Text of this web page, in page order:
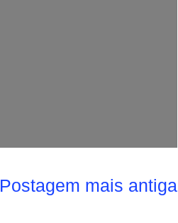
Postagem mais antiga